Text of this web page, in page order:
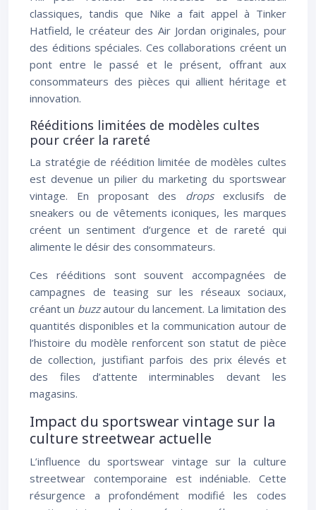
classiques, tandis que Nike a fait appel à Tinker
Hatfield, le créateur des Air Jordan originales, pour
des éditions spéciales. Ces collaborations créent un
pont entre le passé et le présent, offrant aux
consommateurs des pièces qui allient héritage et
innovation.
Rééditions limitées de modèles cultes
pour créer la rareté
La stratégie de réédition limitée de modèles cultes
est devenue un pilier du marketing du sportswear
vintage. En proposant des drops exclusifs de
sneakers ou de vêtements iconiques, les marques
créent un sentiment d’urgence et de rareté qui
alimente le désir des consommateurs.
Ces rééditions sont souvent accompagnées de
campagnes de teasing sur les réseaux sociaux,
créant un buzzautour du lancement. La limitation des
quantités disponibles et la communication autour de
l’histoire du modèle renforcent son statut de pièce
de collection, justifiant parfois des prix élevés et
des files d’attente interminables devant les
magasins.
Impact du sportswear vintage sur la
culture streetwear actuelle
L’influence du sportswear vintage sur la culture
streetwear contemporaine est indéniable. Cette
résurgence a profondément modifié les codes